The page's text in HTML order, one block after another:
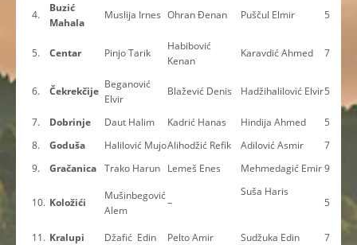
4.
Buzić
Mahala
Muslija Irnes Ohran Đenan Puščul Elmir 5
5. Centar Pinjo Tarik
Habibović
Kenan
Karavdić Ahmed 7
6. Čekrekčije
Beganović
Elvir
Blažević Denis Hadžihalilović Elvir5
7. Dobrinje Daut Halim Kadrić Hanas Hindija Ahmed
5
8.
Goduša Halilović MujoAlihodžić Refik Adilović Asmir
7
9.
Gračanica Trako Harun Lemeš Enes Mehmedagić Emir9
10. Koložići
Mušinbegović
Alem
–
Suša Haris
5
11. Kralupi Džafić Edin Pelto Amir Sudžuka Edin 7